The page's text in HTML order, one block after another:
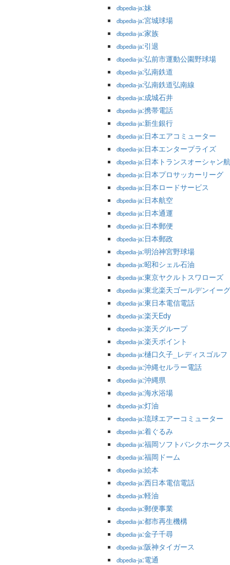
dbpedia-ja:妹
dbpedia-ja:宮城球場
dbpedia-ja:家族
dbpedia-ja:引退
dbpedia-ja:弘前市運動公園野球場
dbpedia-ja:弘南鉄道
dbpedia-ja:弘南鉄道弘南線
dbpedia-ja:成城石井
dbpedia-ja:携帯電話
dbpedia-ja:新生銀行
dbpedia-ja:日本エアコミューター
dbpedia-ja:日本エンタープライズ
dbpedia-ja:日本トランスオーシャン
dbpedia-ja:日本プロサッカーリーグ
dbpedia-ja:日本ロードサービス
dbpedia-ja:日本航空
dbpedia-ja:日本通運
dbpedia-ja:日本郵便
dbpedia-ja:日本郵政
dbpedia-ja:明治神宮野球場
dbpedia-ja:昭和シェル石油
dbpedia-ja:東京ヤクルトスワローズ
dbpedia-ja:東北楽天ゴールデンイー
dbpedia-ja:東日本電信電話
dbpedia-ja:楽天Edy
dbpedia-ja:楽天グループ
dbpedia-ja:楽天ポイント
dbpedia-ja:樋口久子_レディスゴル
dbpedia-ja:沖縄セルラー電話
dbpedia-ja:沖縄県
dbpedia-ja:海水浴場
dbpedia-ja:灯油
dbpedia-ja:琉球エアーコミューター
dbpedia-ja:着ぐるみ
dbpedia-ja:福岡ソフトバンクホークス
dbpedia-ja:福岡ドーム
dbpedia-ja:絵本
dbpedia-ja:西日本電信電話
dbpedia-ja:軽油
dbpedia-ja:郵便事業
dbpedia-ja:都市再生機構
dbpedia-ja:金子千尋
dbpedia-ja:阪神タイガース
dbpedia-ja:電通